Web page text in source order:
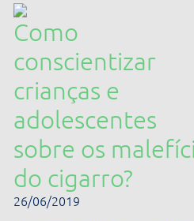
Como
conscientizar
crianças e
adolescentes
sobre os malefícios
do cigarro?
A conscientização sobre os
malefícios do cigarro tem raízes